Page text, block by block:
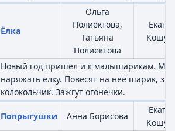
Ёлка
Ольга
Полиектова,
Татьяна
Полиектова
Новый год пришёл и к малышарикам.
наряжать ёлку. Повесят на неё шарик,
колокольчик. Зажгут огонёчки.
Попрыгушки Анна Борисова